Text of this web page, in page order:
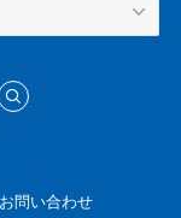
お問い合わせ